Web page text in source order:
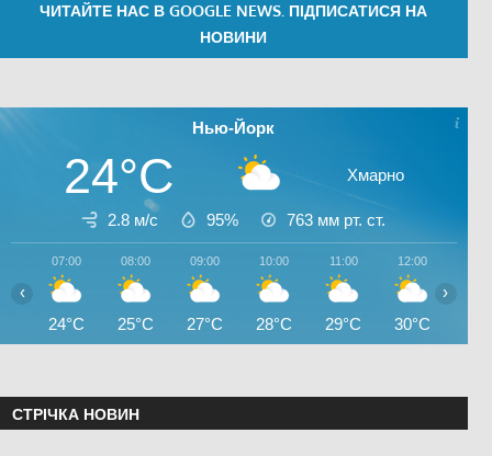
ЧИТАЙТЕ НАС В GOOGLE NEWS. ПІДПИСАТИСЯ НА
НОВИНИ
Нью-Йорк
24°C Хмарно
2.8 м/с 95% 763 мм рт. ст.
07:00
24°C
08:00
25°C
09:00
27°C
10:00
28°C
11:00
29°C
12:00
30°C
‹ ›
СТРІЧКА НОВИН